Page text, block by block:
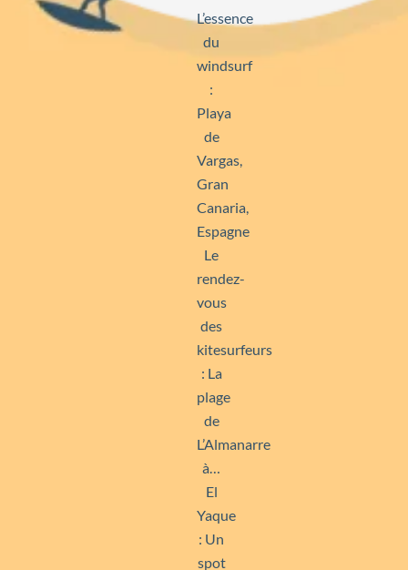
L’essence
du
windsurf
:
Playa
de
Vargas,
Gran
Canaria,
Espagne
Le
rendez-
vous
des
kitesurfeurs
: La
plage
de
L’Almanarre
à…
El
Yaque
: Un
spot